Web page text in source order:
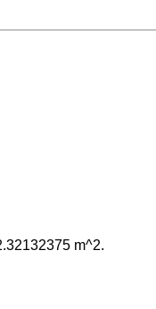
m^2.